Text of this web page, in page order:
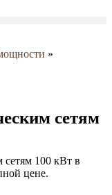
»
сетям
100 кВт в
цене.